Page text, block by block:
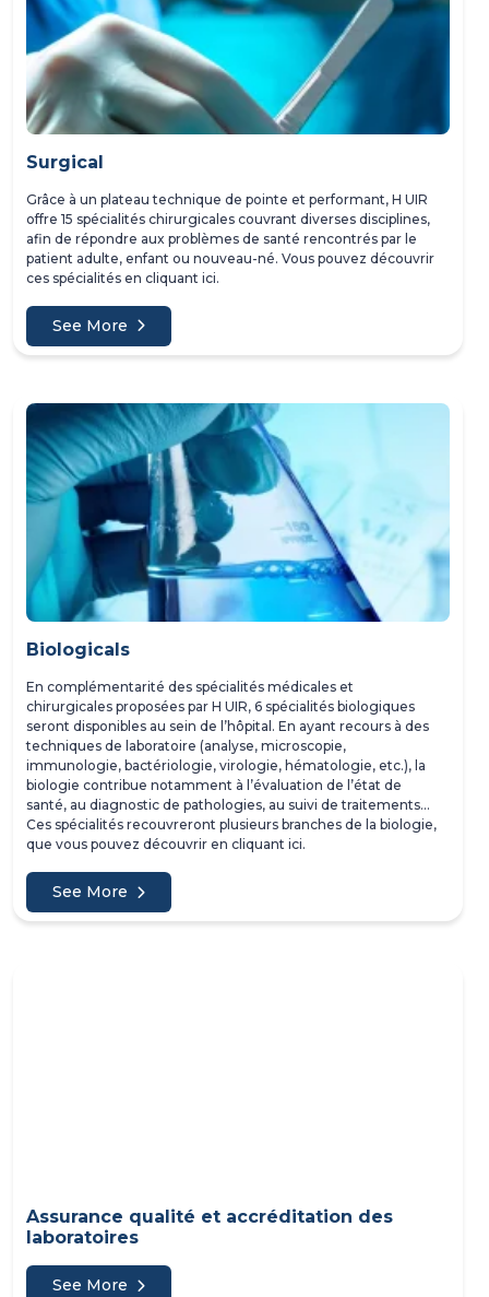
Surgical
Grâce à un plateau technique de pointe et performant, H UIR
offre 15 spécialités chirurgicales couvrant diverses disciplines,
afin de répondre aux problèmes de santé rencontrés par le
patient adulte, enfant ou nouveau-né. Vous pouvez découvrir
ces spécialités en cliquant ici.
See More
Biologicals
En complémentarité des spécialités médicales et
chirurgicales proposées par H UIR, 6 spécialités biologiques
seront disponibles au sein de l’hôpital. En ayant recours à des
techniques de laboratoire (analyse, microscopie,
immunologie, bactériologie, virologie, hématologie, etc.), la
biologie contribue notamment à l’évaluation de l’état de
santé, au diagnostic de pathologies, au suivi de traitements...
Ces spécialités recouvreront plusieurs branches de la biologie,
que vous pouvez découvrir en cliquant ici.
See More
Assurance qualité et accréditation des
laboratoires
See More